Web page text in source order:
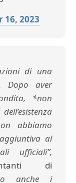
16, 2023
di una
aver
*non
abbiamo
al
ufficiali”,
di
anche i